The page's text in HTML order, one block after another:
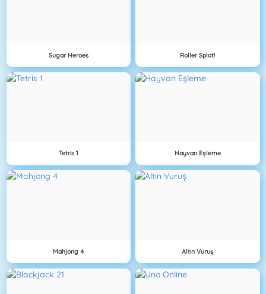
Sugar Heroes Roller Splat!
Tetris 1 Hayvan Eşleme
Mahjong 4 Altın Vuruş